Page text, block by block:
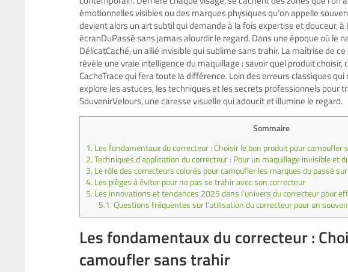
émotionnelles visibles ou des marques physiques qu’on appelle
devient alors un art subtil qui demande à la fois expertise et douceur, à
écranDuPassé sans jamais alourdir le regard. Dans une époque où le
DélicatCaché, un allié invisible qui sublime sans trahir. La maîtrise de
révèle une vraie intelligence du maquillage : savoir quel produit
CacheTrace qui fera toute la différence. Loin des erreurs classiques
explore les astuces, les techniques et les secrets professionnels pour
SouvenirVelours, une caresse visuelle qui adoucit et illumine le regard.
Sommaire
1. Les fondamentaux du correcteur : Choisir le bon produit pour camoufler
2.Techniques d’application du correcteur : Pour un maquillage invisible et
3. Le rôle des correcteurs colorés pour camoufler les marques du passé
4. Les pièges à éviter pour ne pas se trahir avec son correcteur
5. Les innovations et tendances 2025 dans l’univers du correcteur pour
5.1.Questions fréquentes sur l’utilisation du correcteur pour un
Les fondamentaux du correcteur :
camoufler sans trahir